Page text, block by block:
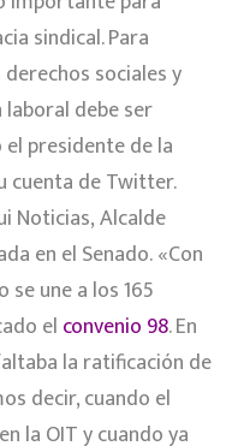
sindical. Para
sociales y
debe ser
presidente de la
cuenta de Twitter.
Noticias, Alcalde
en el Senado. «Con
se une a los 165
el convenio 98. En
la ratificación de
decir, cuando el
la OIT y cuando ya